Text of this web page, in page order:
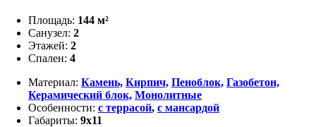
Площадь: 144 м²
Санузел: 2
Этажей: 2
Спален: 4
Материал: Камень, Кирпич, Пеноблок, Газобетон,
Керамический блок, Монолитные
Особенности: с террасой, с мансардой
Габариты: 9х11